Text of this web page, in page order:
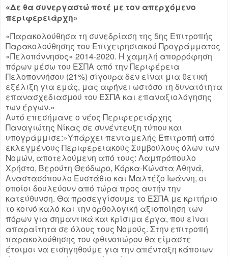
«Δε θα συνεργαστώ ποτέ με τον απερχόμενο
περιφερειάρχη»
«Παρακολούθησα τη συνεδρίαση της 5ης Επιτροπής
Παρακολούθησης του Επιχειρησιακού Προγράμματος
«Πελοπόννησος» 2014-2020. Η χαμηλή απορρόφηση
πόρων μέσω του ΕΣΠΑ από την Περιφέρεια
Πελοποννήσου (21%) σίγουρα δεν είναι μια θετική
εξέλιξη για εμάς, μας αφήνει ωστόσο τη δυνατότητα
επανασχεδιασμού του ΕΣΠΑ και επαναξιολόγησης
των έργων.»
Αυτό επεσήμανε ο νέος Περιφερειάρχης
Παναγιώτης Νίκας σε συνέντευξη τύπου και
υπογράμμισε:»Υπάρχει πενταμελής Επιτροπή από
εκλεγμένους Περιφερειακούς Συμβούλους όλων των
Νομών, αποτελούμενη από τους: Λαμπρόπουλο
Χρήστο, Βερούτη Θεόδωρο, Κόρκα-Κώνστα Αθηνά,
Αναστασόπουλο Ευστάθιο και Μαλτέζο Ιωάννη, οι
οποίοι δουλεύουν από τώρα προς αυτήν την
κατεύθυνση. Θα προσεγγίσουμε το ΕΣΠΑ με κριτήριο
το κοινό καλό και την ορθολογική αξιοποίηση των
πόρων για σημαντικά και κρίσιμα έργα, που είναι
απαραίτητα σε όλους τους Νομούς. Στην επιτροπή
παρακολούθησης του φθινοπώρου θα είμαστε
έτοιμοι να εισηγηθούμε για την απένταξη κάποιων